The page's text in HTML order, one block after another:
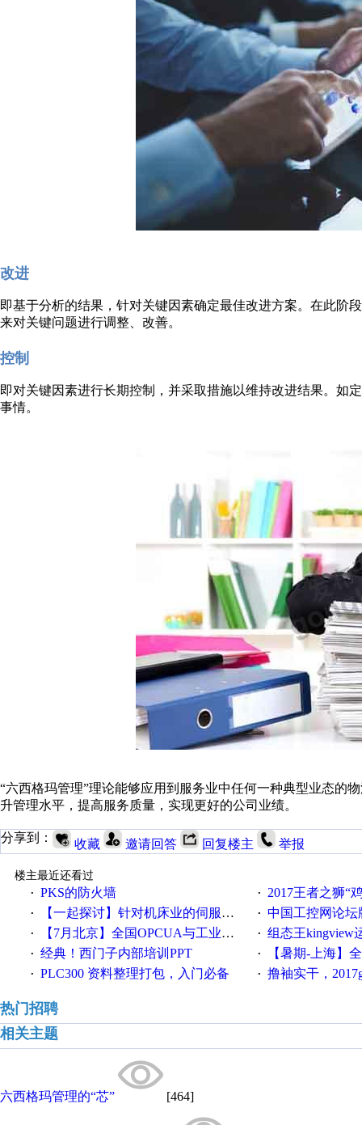
改进
即基于分析的结果，针对关键因素确定最佳改进方案。在此阶
来对关键问题进行调整、改善。
控制
即对关键因素进行长期控制，并采取措施以维持改进结果。如
事情。
“六西格玛管理”理论能够应用到服务业中任何一种典型业态的
升管理水平，提高服务质量，实现更好的公司业绩。
分享到： 收藏 邀请回答 回复楼主 举报
楼主最近还看过
· PKS的防火墙 · 2017王者之狮“鸡”情签到
· 【一起探讨】针对机床业的伺服系统发展，您的期望是什么？ · 中国工控网论坛版
· 【7月北京】全国OPCUA与工业互联技术培训班通知！ · 组态王kingview
· 经典！西门子内部培训PPT · 【暑期-上海】全国工业
· PLC300 资料整理打包，入门必备 · 撸袖实干，2017gongkong®第
热门招聘
相关主题
六西格玛管理的“芯” [464]